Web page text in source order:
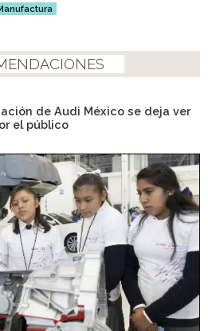
de Audi México se deja ver
el público